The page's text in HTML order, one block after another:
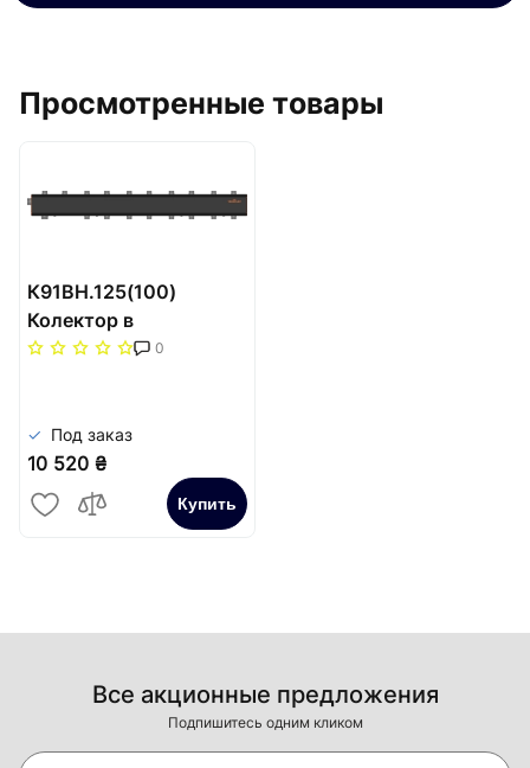
Просмотренные товары
К91ВН.125(100)
Колектор в
теплоізоляції 5
(72кВт)
0
Под заказ
10 520 ₴
Купить
Все акционные предложения
Подпишитесь одним кликом